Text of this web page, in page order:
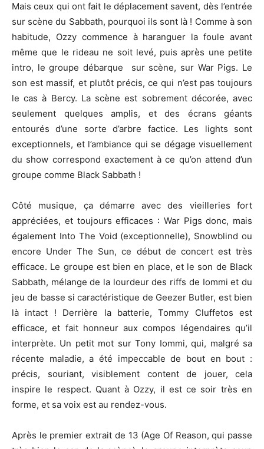
Mais ceux qui ont fait le déplacement savent, dès l’entrée
sur scène du Sabbath, pourquoi ils sont là ! Comme à son
habitude, Ozzy commence à haranguer la foule avant
même que le rideau ne soit levé, puis après une petite
intro, le groupe débarque sur scène, sur War Pigs. Le
son est massif, et plutôt précis, ce qui n’est pas toujours
le cas à Bercy. La scène est sobrement décorée, avec
seulement quelques amplis, et des écrans géants
entourés d’une sorte d’arbre factice. Les lights sont
exceptionnels, et l’ambiance qui se dégage visuellement
du show correspond exactement à ce qu’on attend d’un
groupe comme Black Sabbath !
Côté musique, ça démarre avec des vieilleries fort
appréciées, et toujours efficaces : War Pigs donc, mais
également Into The Void (exceptionnelle), Snowblind ou
encore Under The Sun, ce début de concert est très
efficace. Le groupe est bien en place, et le son de Black
Sabbath, mélange de la lourdeur des riffs de Iommi et du
jeu de basse si caractéristique de Geezer Butler, est bien
là intact ! Derrière la batterie, Tommy Cluffetos est
efficace, et fait honneur aux compos légendaires qu’il
interprète. Un petit mot sur Tony Iommi, qui, malgré sa
récente maladie, a été impeccable de bout en bout :
précis, souriant, visiblement content de jouer, cela
inspire le respect. Quant à Ozzy, il est ce soir très en
forme, et sa voix est au rendez-vous.
Après le premier extrait de 13 (Age Of Reason, qui passe